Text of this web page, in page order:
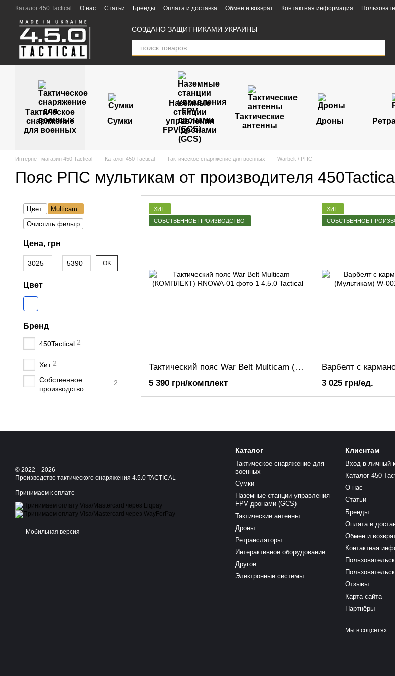
Перейти к основному контенту
Каталог 450 Tactical О нас Статьи Бренды Оплата и доставка Обмен и возврат Контактная информация
СОЗДАНО ЗАЩИТНИКАМИ УКРАИНЫ
Тактическое
снаряжение
для военных
Сумки
Наземные
станции
управления
FPV дронами
(GCS)
Тактические
антенны
Дроны
Интернет-магазин 450 Tactical Каталог 450 Tactical Тактическое снаряжение для военных Warbelt / РПС
Пояс РПС мультикам от производителя
ХИТ
СОБСТВЕННОЕ ПРОИЗВОДСТВО
Тактический пояс War Belt Multicam (КОМПЛЕКТ)
5 390 грн/комплект
ХИТ
СОБСТВЕННОЕ
3 025 грн/ед.
Цвет:
Multicam
Очистить фильтр
Цена, грн
От Цена, грн
До Цена, грн OK
Цвет
Бренд
450Tactical 2
Хит 2
Собственное
производство
2
© 2022—2026
Производство тактического снаряжения 4.5.0 TACTICAL
Принимаем к оплате
Мобильная версия
Каталог
Тактическое снаряжение для
военных
Сумки
Наземные станции управления
FPV дронами (GCS)
Тактические антенны
Дроны
Ретрансляторы
Интерактивное оборудование
Другое
Электронные системы
Клиентам
Вход в личный
Каталог 450
О нас
Статьи
Бренды
Оплата и
Обмен и
Контактная
Отзывы
Карта сайта
Партнёры
Мы в соцсетях